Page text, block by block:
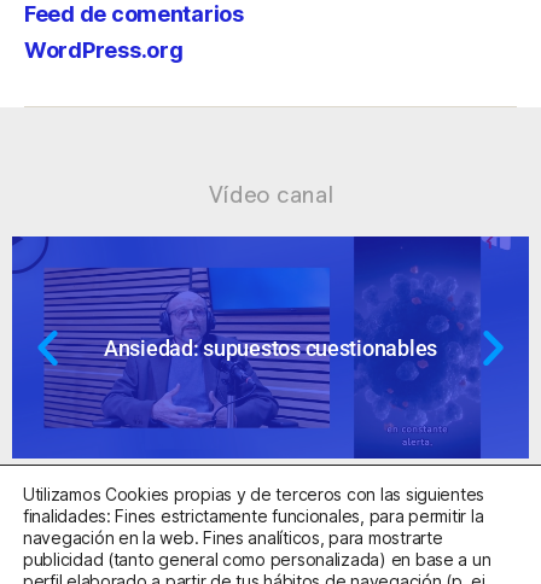
Feed de comentarios
WordPress.org
Vídeo canal
Ansiedad: supuestos cuestionables
Utilizamos Cookies propias y de terceros con las siguientes
finalidades: Fines estrictamente funcionales, para permitir la
navegación en la web. Fines analíticos, para mostrarte
publicidad (tanto general como personalizada) en base a un